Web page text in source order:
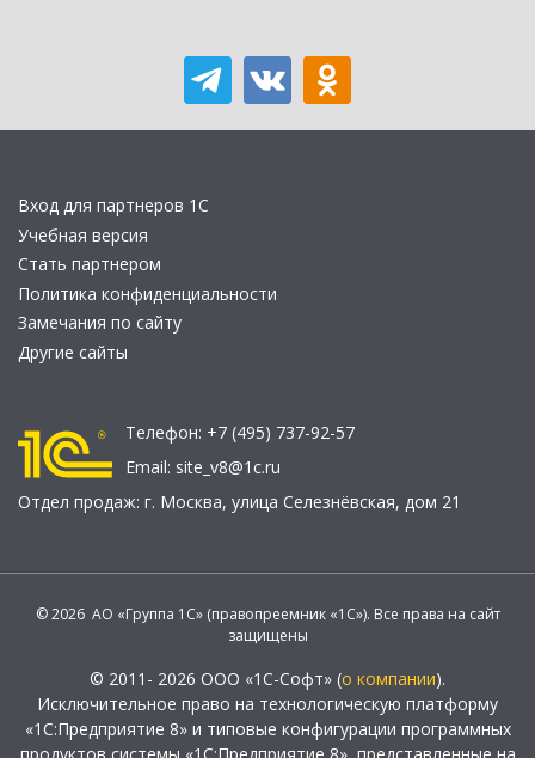
Вход для партнеров 1С
Учебная версия
Стать партнером
Политика конфиденциальности
Замечания по сайту
Другие сайты
Телефон: +7 (495) 737-92-57
Email: site_v8@1c.ru
Отдел продаж: г. Москва, улица Селезнёвская, дом 21
© 2026 АО «Группа 1С» (правопреемник «1С»). Все права на сайт
защищены
© 2011- 2026 ООО «1С-Софт» (о компании).
Исключительное право на технологическую платформу
«1С:Предприятие 8» и типовые конфигурации программных